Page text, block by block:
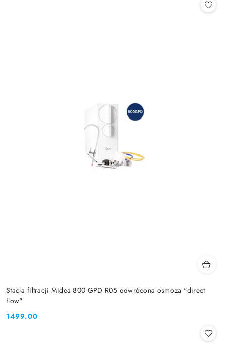
Stacja filtracji Midea 800 GPD R05 odwrócona osmoza "direct
flow"
Cena:
1499.00